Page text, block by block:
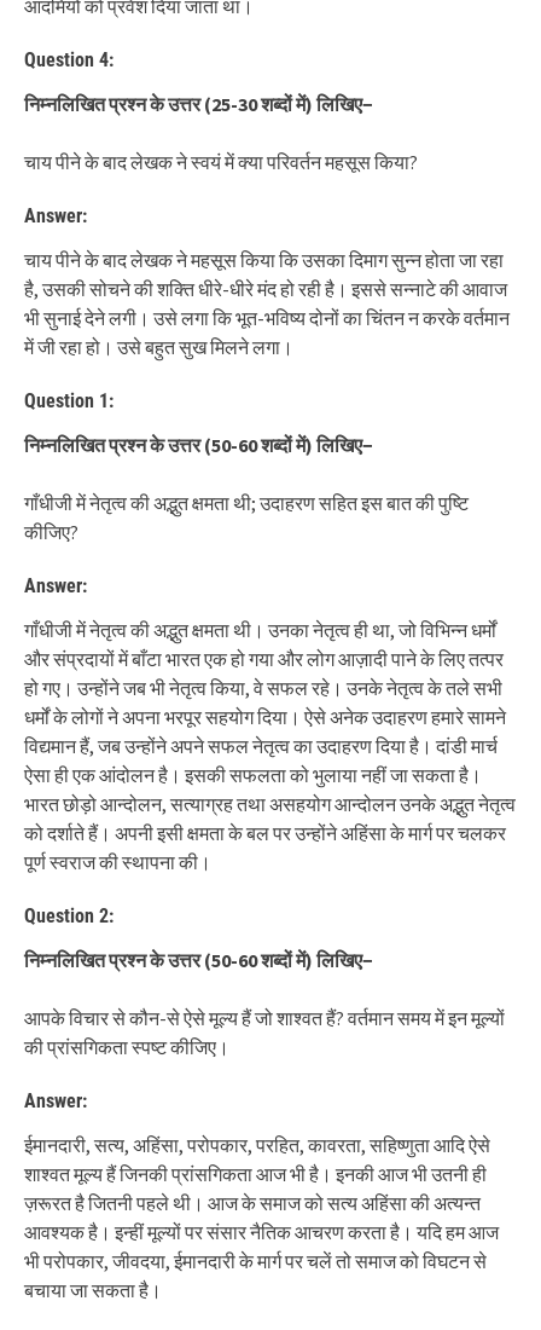
आदमियों को प्रवेश दिया जाता था।
Question 4:
निम्नलिखित प्रश्न के उत्तर(25-30शब्दों में)लिखिए−
चाय पीने के बाद लेखक ने स्वयं में क्या परिवर्तन महसूस किया?
Answer:
चाय पीने के बाद लेखक ने महसूस किया कि उसका दिमाग सुन्न होता जा रहा
है, उसकी सोचने की शक्ति धीरे-धीरे मंद हो रही है। इससे सन्नाटे की आवाज
भी सुनाई देने लगी। उसे लगा कि भूत-भविष्य दोनों का चिंतन न करके वर्तमान
में जी रहा हो। उसे बहुत सुख मिलने लगा।
Question 1:
निम्नलिखित प्रश्न के उत्तर(50-60शब्दों में)लिखिए−
गाँधीजी में नेतृत्व की अद्भुत क्षमता थी; उदाहरण सहित इस बात की पुष्टि
कीजिए?
Answer:
गाँधीजी में नेतृत्व की अद्भुत क्षमता थी। उनका नेतृत्व ही था, जो विभिन्न धर्मों
और संप्रदायों में बाँटा भारत एक हो गया और लोग आज़ादी पाने के लिए तत्पर
हो गए। उन्होंने जब भी नेतृत्व किया, वे सफल रहे। उनके नेतृत्व के तले सभी
धर्मों के लोगों ने अपना भरपूर सहयोग दिया। ऐसे अनेक उदाहरण हमारे सामने
विद्यमान हैं, जब उन्होंने अपने सफल नेतृत्व का उदाहरण दिया है। दांडी मार्च
ऐसा ही एक आंदोलन है। इसकी सफलता को भुलाया नहीं जा सकता है।
भारत छोड़ो आन्दोलन, सत्याग्रह तथा असहयोग आन्दोलन उनके अद्भुत नेतृत्व
को दर्शाते हैं। अपनी इसी क्षमता के बल पर उन्होंने अहिंसा के मार्ग पर चलकर
पूर्ण स्वराज की स्थापना की।
Question 2:
निम्नलिखित प्रश्न के उत्तर(50-60शब्दों में)लिखिए−
आपके विचार से कौन-से ऐसे मूल्य हैं जो शाश्वत हैं? वर्तमान समय में इन मूल्यों
की प्रांसगिकता स्पष्ट कीजिए।
Answer:
ईमानदारी, सत्य, अहिंसा, परोपकार, परहित, कावरता, सहिष्णुता आदि ऐसे
शाश्वत मूल्य हैं जिनकी प्रांसगिकता आज भी है। इनकी आज भी उतनी ही
ज़रूरत है जितनी पहले थी। आज के समाज को सत्य अहिंसा की अत्यन्त
आवश्यक है। इन्हीं मूल्यों पर संसार नैतिक आचरण करता है। यदि हम आज
भी परोपकार, जीवदया, ईमानदारी के मार्ग पर चलें तो समाज को विघटन से
बचाया जा सकता है।